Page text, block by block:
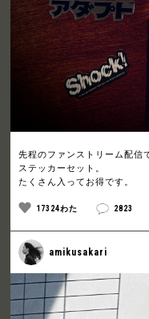
先程のファンストリーム配信
ステッカーセット。
たくさん入ってお得です。
17324わた 2823
amikusakari